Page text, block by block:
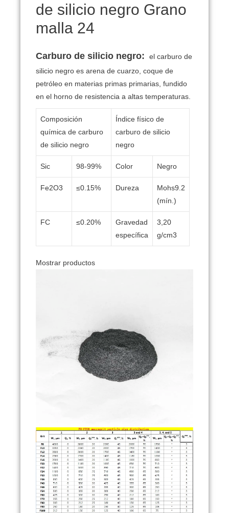
de silicio negro Grano
malla 24
Carburo de silicio negro:
el carburo de
silicio negro es arena de cuarzo, coque de
petróleo en materias primas primarias, fundido
en el horno de resistencia a altas temperaturas.
Composición
química de carburo
de silicio negro
Índice físico de
carburo de silicio
negro
Sic 98-99% Color Negro
Fe2O3 ≤0.15% Dureza
Mohs9.2
(mín.)
FC ≤0.20%
Gravedad
específica
3,20
g/cm3
Mostrar productos